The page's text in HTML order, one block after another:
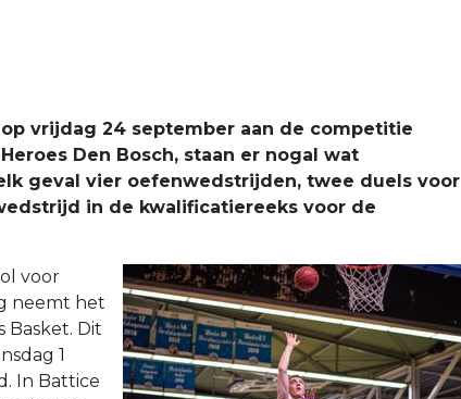
vrijdag 24 september aan de competitie
Den Bosch, staan er nogal wat
geval vier oefenwedstrijden, twee duels voor
in de kwalificatiereeks voor de
voor
neemt het
Basket. Dit
1
In Battice